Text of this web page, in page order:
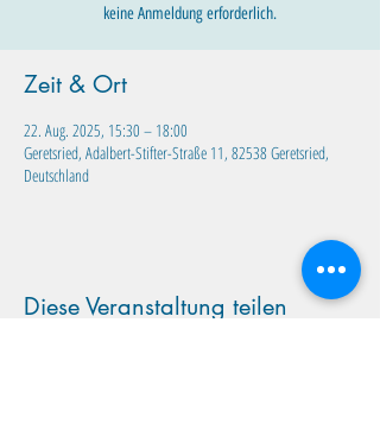
keine Anmeldung erforderlich.
Zeit & Ort
22. Aug. 2025, 15:30 – 18:00
Geretsried, Adalbert-Stifter-Straße 11, 82538 Geretsried,
Deutschland
Diese Veranstaltung teilen